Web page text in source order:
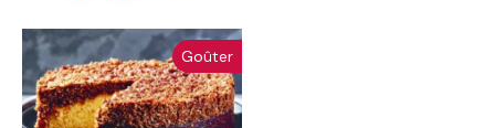
Goûter